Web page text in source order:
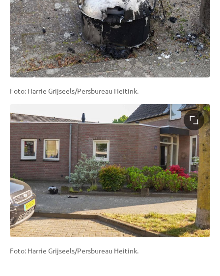
Foto: Harrie Grijseels/Persbureau Heitink.
Foto: Harrie Grijseels/Persbureau Heitink.